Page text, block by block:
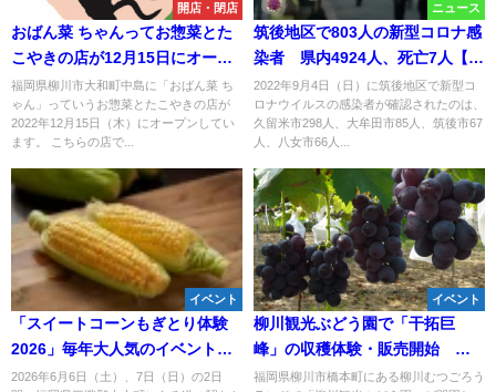
開店・閉店
おばん菜 ちゃんってお惣菜とた
こやきの店が12月15日にオープ
ンしてるみたい。柳川市
福岡県柳川市大和町中島に「おばん菜 ち
ゃん」っていうお惣菜とたこやきの店が
2022年12月15日（木）にオープンしてい
ます。 こちらの店で...
ニュース
筑後地区で803人の新型コロナ感
染者 県内4924人、死亡7人【9
月4日】
2022年9月4日（日）に筑後地区で新型コ
ロナウイルスの感染者が確認されたのは、
久留米市298人、大牟田市85人、筑後市67
人、八女市66人...
イベント
「スイートコーンもぎとり体験
2026」毎年大人気のイベント！
採れたのあま～いスイートコー
2026年6月6日（土）、7日（日）の2日
イベント
柳川観光ぶどう園で「干拓巨
峰」の収穫体験・販売開始 太
陽と潮風をたっぷり浴びて育っ
福岡県柳川市橋本町にある柳川むつごろう